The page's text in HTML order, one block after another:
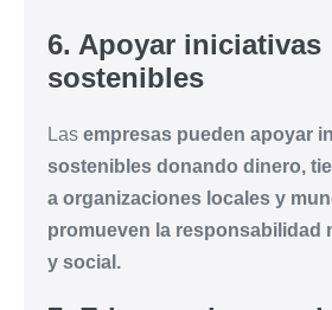
6. Apoyar iniciativas
sostenibles
Las empresas pueden apoyar
sostenibles donando dinero,
a organizaciones locales y
promueven la responsabilidad
y social.